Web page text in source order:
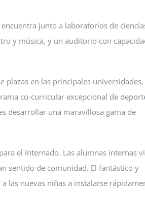
junto a laboratorios de
y música, y un auditorio con
plazas en las principales universidades,
co-curricular excepcional de
desarrollar una maravillosa gama de
el internado. Las alumnas internas
sentido de comunidad. El fantástico y
las nuevas niñas a instalarse